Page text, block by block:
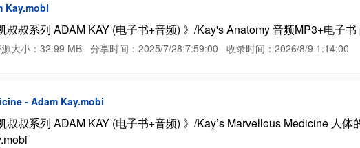
Kay.mobi
叔叔系列 ADAM KAY (电子书+音频) 》/Kay's Anatomy 音频MP3+电子
大小：32.99 MB 分享时间：2025/7/28 7:59:00 收录时间：2026/8/9 1:14:00
- Adam Kay.mobi
叔叔系列 ADAM KAY (电子书+音频) 》/Kay’s Marvellous Medicine 人